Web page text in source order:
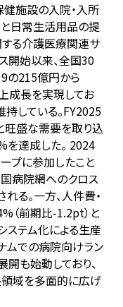
健施設の入院・入所
と日常生活用品の提
する介護医療関連サ
開始以来、全国30
の215億円から
成長を実現してお
している。FY2025
旺盛な需要を取り込
を達成した。 2024
プに参加したこと
国病院網へのクロス
る。一方、人件費・
（前期比-1.2pt）と
ステム化による生産
ムでの病院向けラン
も始動しており、
域を多面的に広げ